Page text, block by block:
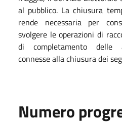
al pubblico. La chiusura
rende necessaria per
svolgere le operazioni di
di completamento delle
connesse alla chiusura dei
Numero